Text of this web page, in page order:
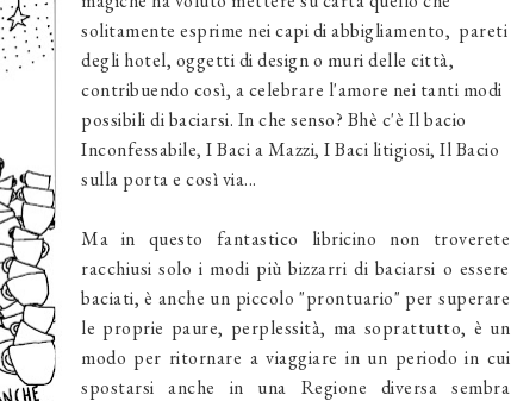
solitamente esprime nei capi di abbigliamento, pareti
degli hotel, oggetti di design o muri delle città,
contribuendo così, a celebrare l'amore nei tanti modi
possibili di baciarsi. In che senso? Bhè c'è Il bacio
Inconfessabile, I Baci a Mazzi, I Baci litigiosi, Il Bacio
sulla porta e così via...
Ma in questo fantastico libricino non troverete
racchiusi solo i modi più bizzarri di baciarsi o essere
baciati, è anche un piccolo "prontuario" per superare
le proprie paure, perplessità, ma soprattutto, è un
modo per ritornare a viaggiare in un periodo in cui
spostarsi anche in una Regione diversa sembra